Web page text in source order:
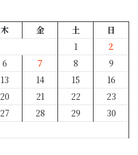
木 金 土
日
1
2
6 7 8
9
13 14 15
16
20 21 22
23
27 28 29
30